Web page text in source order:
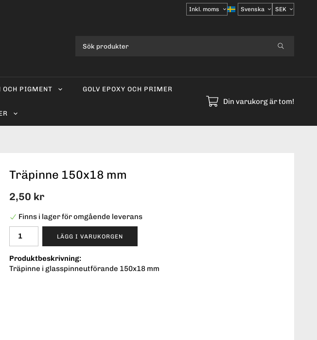
Välj
moms
OCH PIGMENT GOLV EPOXY OCH PRIMER
Din varukorg är tom!
Träpinne 150x18 mm
2,50 kr
Finns i lager för omgående leverans
LÄGG I VARUKORGEN
Produktbeskrivning:
Träpinne i glasspinneutförande 150x18 mm